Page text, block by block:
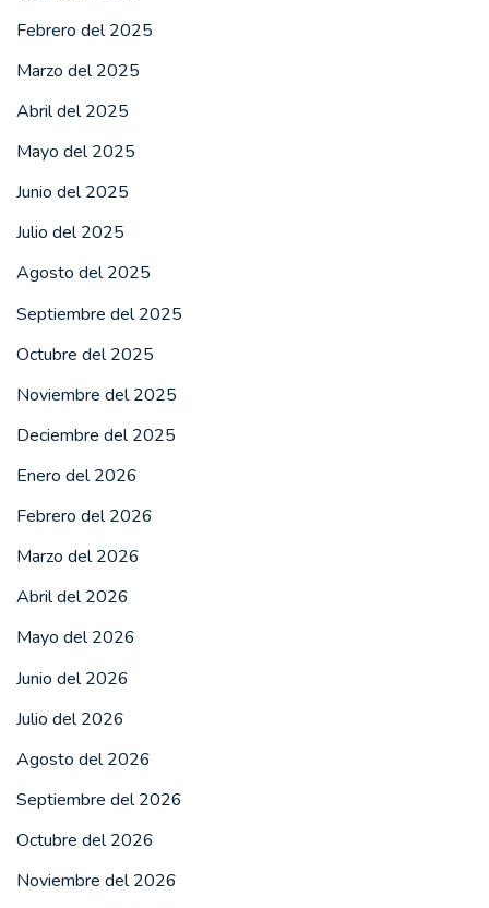
Febrero del 2025
Marzo del 2025
Abril del 2025
Mayo del 2025
Junio del 2025
Julio del 2025
Agosto del 2025
Septiembre del 2025
Octubre del 2025
Noviembre del 2025
Deciembre del 2025
Enero del 2026
Febrero del 2026
Marzo del 2026
Abril del 2026
Mayo del 2026
Junio del 2026
Julio del 2026
Agosto del 2026
Septiembre del 2026
Octubre del 2026
Noviembre del 2026